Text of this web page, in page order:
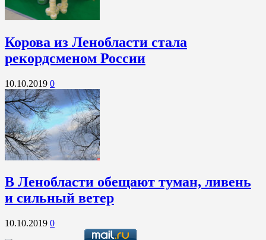
Корова из Ленобласти стала
рекордсменом России
10.10.2019 0
В Ленобласти обещают туман, ливень
и сильный ветер
10.10.2019 0